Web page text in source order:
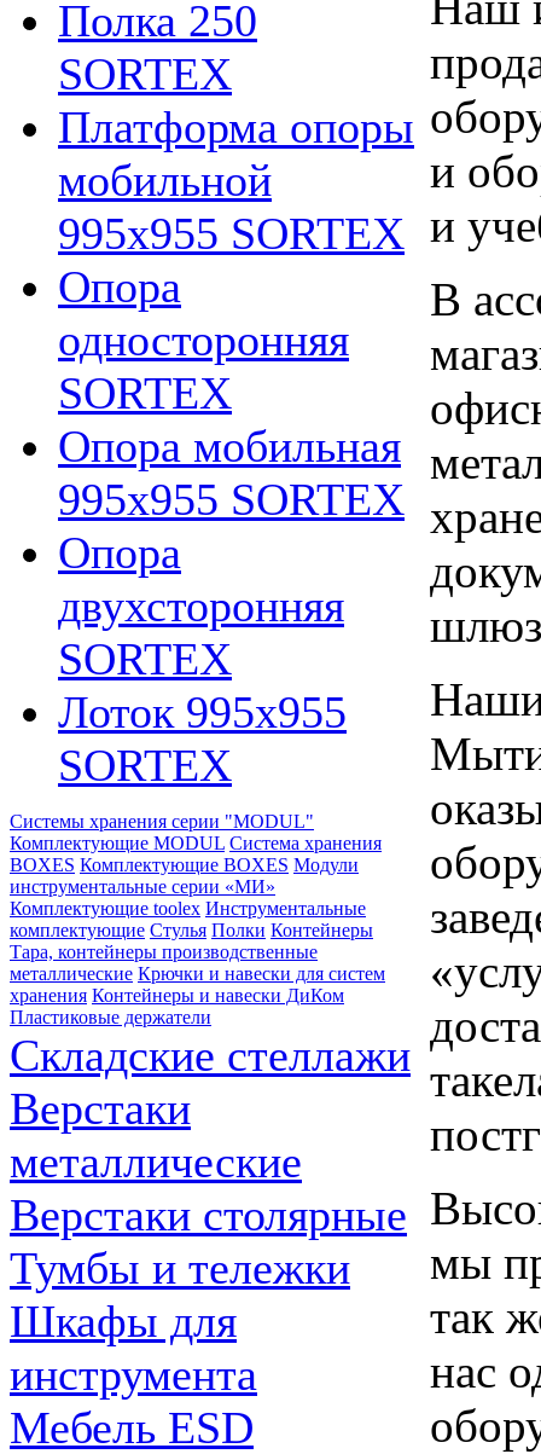
Полка 250
SORTEX
Платформа опоры
мобильной
995х955 SORTEX
Опора
односторонняя
SORTEX
Опора мобильная
995х955 SORTEX
Опора
двухсторонняя
SORTEX
Лоток 995х955
SORTEX
Системы хранения серии "MODUL"
Комплектующие MODUL Система хранения
BOXES Комплектующие BOXES Модули
инструментальные серии «МИ»
Комплектующие toolex Инструментальные
комплектующие Стулья Полки Контейнеры
Тара, контейнеры производственные
металлические Крючки и навески для систем
хранения Контейнеры и навески ДиКом
Пластиковые держатели
Складские стеллажи
Верстаки
металлические
Верстаки столярные
Тумбы и тележки
Шкафы для
инструмента
Мебель ESD
и
и
В
мы
так
нас